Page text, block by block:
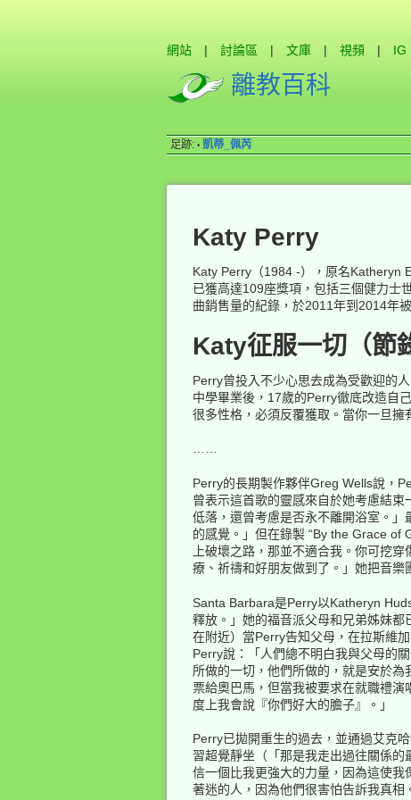
網站 | 討論區 | 文庫 | 視頻 | IG
離教百科
足跡: • 凱蒂_佩芮
Katy Perry
Katy Perry（1984 -），原名Katheryn
已獲高達109座獎項，包括三個健力士
曲銷售量的紀錄，於2011年到2014年
Katy征服一切（節
Perry曾投入不少心思去成為受歡迎的
中學畢業後，17歲的Perry徹底改造自
很多性格，必須反覆獲取。當你一旦擁
……
Perry的長期製作夥伴Greg Wells說，
曾表示這首歌的靈感來自於她考慮結
低落，還曾考慮是否永不離開浴室。」
的感覺。」但在錄製 “By the Grace of
上破壞之路，那並不適合我。你可挖
療、祈禱和好朋友做到了。」她把音
Santa Barbara是Perry以Katheryn
釋放。」她的福音派父母和兄弟姊妹
在附近）當Perry告知父母，在拉斯維
Perry說：「人們總不明白我與父母的
所做的一切，他們所做的，就是安於
票給奧巴馬，但當我被要求在就職禮
度上我會說『你們好大的膽子』。」
Perry已拋開重生的過去，並通過艾克
習超覺靜坐（「那是我走出過往關係
信一個比我更強大的力量，因為這使
著迷的人，因為他們很害怕告訴我真